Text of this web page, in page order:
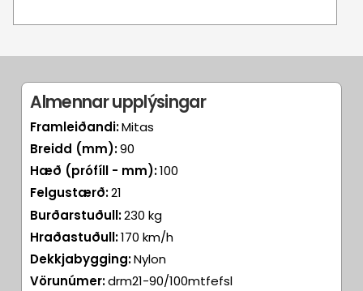
Almennar upplýsingar
Framleiðandi:Mitas
Breidd (mm):90
Hæð (prófíll - mm):100
Felgustærð:21
Burðarstuðull:230 kg
Hraðastuðull:170 km/h
Dekkjabygging:Nylon
Vörunúmer:drm21-90/100mtfefsl